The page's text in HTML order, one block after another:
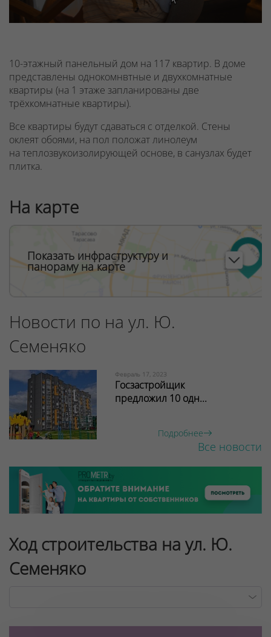
10-этажный панельный дом на 117 квартир. В доме
представлены однокомнвтные и двухкомнатные
квартиры (на 1 этаже запланированы две
трёхкомнатные квартиры).
Все квартиры будут сдаваться с отделкой. Стены
оклеят обоями, на пол положат линолеум
на теплозвукоизолирующей основе, в санузлах будет
плитка.
На карте
Показать инфраструктуру и
панораму на карте
Новости по на ул. Ю.
Семеняко
Февраль 17, 2023
Госзастройщик
предложил 10 одн...
Подробнее
Все новости
Ход строительства на ул. Ю.
Семеняко